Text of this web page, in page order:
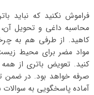
فراموش نکنید که نباید
محاسبه داغی و تحویل
کاهید. از طرفی هم به
مواد مضر برای محیط
کنید. تعویض باتری از
صرفه خواهد بود. در ضمن
آماده پاسخگویی به